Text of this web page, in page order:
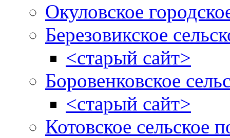
Окуловское
Березовикское
<старый сайт>
Боровенковское
<старый сайт>
Котовское сельское